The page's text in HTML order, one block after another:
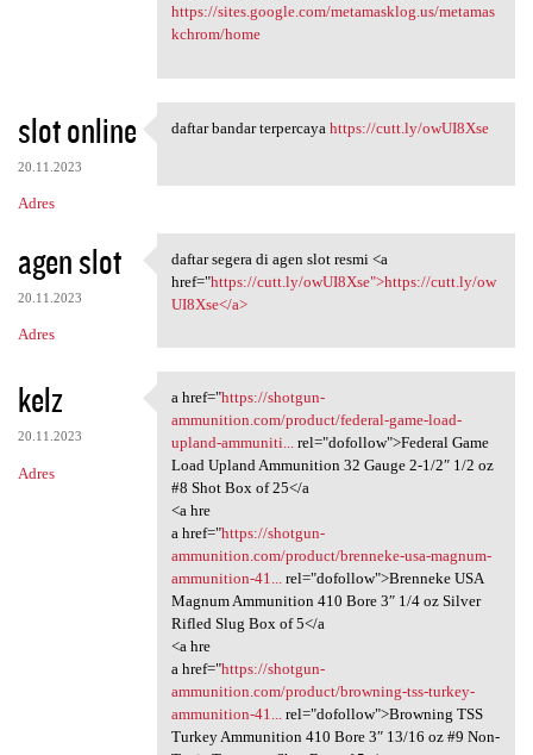
https://sites.google.com/metamasklog.us/metamas
kchrom/home
slot online
20.11.2023
Adres
daftar bandar terpercaya
daftar bandar terpercaya https://cutt.ly/owUI8Xse
agen slot
20.11.2023
Adres
daftar segera di agen slot
daftar segera di agen slot resmi <a
href="https://cutt.ly/owUI8Xse">https://cutt.ly/ow
UI8Xse</a>
kelz
20.11.2023
Adres
a href="https://shotgun
a href="https://shotgun-
ammunition.com/product/federal-game-load-
upland-ammuniti...rel="dofollow">Federal Game
Load Upland Ammunition 32 Gauge 2-1/2″ 1/2 oz
#8 Shot Box of 25</a
<a hre
a href="https://shotgun-
ammunition.com/product/brenneke-usa-magnum-
ammunition-41...rel="dofollow">Brenneke USA
Magnum Ammunition 410 Bore 3″ 1/4 oz Silver
Rifled Slug Box of 5</a
<a hre
a href="https://shotgun-
ammunition.com/product/browning-tss-turkey-
ammunition-41...rel="dofollow">Browning TSS
Turkey Ammunition 410 Bore 3″ 13/16 oz #9 Non-